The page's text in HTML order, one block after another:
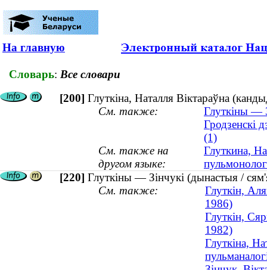
На главную
Словарь: Все словари
[200] Глуткіна, Наталля Віктараўна
См. также:
Глуткіны —
Гродзенскі
(1)
См. также на
другом языке:
Глуткина,
[220] Глуткіны — Зінчукі (дынастыя /
См. также:
Глуткін,
1986)
Глуткін,
1982)
Глуткіна,